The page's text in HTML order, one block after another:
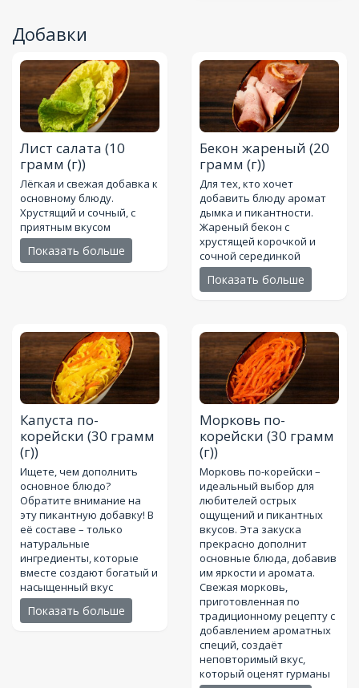
Добавки
Лист салата (10
грамм (г))
Лёгкая и свежая добавка к
основному блюду.
Хрустящий и сочный, с
приятным вкусом
Показать больше
Бекон жареный (20
грамм (г))
Для тех, кто хочет
добавить блюду аромат
дымка и пикантности.
Жареный бекон с
хрустящей корочкой и
сочной серединкой
Показать больше
Капуста по-
корейски (30 грамм
(г))
Ищете, чем дополнить
основное блюдо?
Обратите внимание на
эту пикантную добавку! В
её составе – только
натуральные
ингредиенты, которые
вместе создают богатый и
насыщенный вкус
Показать больше
Морковь по-
корейски (30 грамм
(г))
Морковь по-корейски –
идеальный выбор для
любителей острых
ощущений и пикантных
вкусов. Эта закуска
прекрасно дополнит
основные блюда, добавив
им яркости и аромата.
Свежая морковь,
приготовленная по
традиционному рецепту с
добавлением ароматных
специй, создаёт
неповторимый вкус,
который оценят гурманы